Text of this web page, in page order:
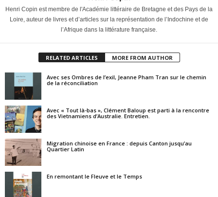
Henri Copin est membre de l'Académie littéraire de Bretagne et des Pays de la
Loire, auteur de livres et d’articles sur la représentation de l’Indochine et de
l’Afrique dans la littérature française.
RELATED ARTICLES MORE FROM AUTHOR
Avec ses Ombres de l’exil, Jeanne Pham Tran sur le chemin
de la réconciliation
Avec « Tout là-bas », Clément Baloup est parti à la rencontre
des Vietnamiens d’Australie. Entretien.
Migration chinoise en France : depuis Canton jusqu’au
Quartier Latin
En remontant le Fleuve et le Temps